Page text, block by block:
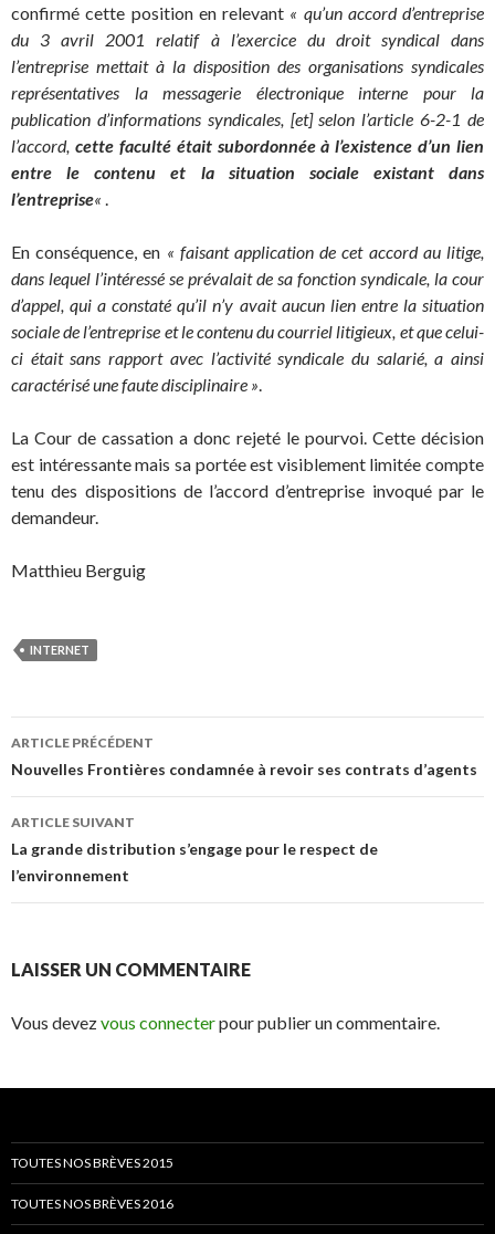
confirmé cette position en relevant « qu’un accord d’entreprise
du 3 avril 2001 relatif à l’exercice du droit syndical dans
l’entreprise mettait à la disposition des organisations syndicales
représentatives la messagerie électronique interne pour la
publication d’informations syndicales, [et] selon l’article 6-2-1 de
l’accord, cette faculté était subordonnée à l’existence d’un lien
entre le contenu et la situation sociale existant dans
l’entreprise« .
En conséquence, en « faisant application de cet accord au litige,
dans lequel l’intéressé se prévalait de sa fonction syndicale, la cour
d’appel, qui a constaté qu’il n’y avait aucun lien entre la situation
sociale de l’entreprise et le contenu du courriel litigieux, et que celui-
ci était sans rapport avec l’activité syndicale du salarié, a ainsi
caractérisé une faute disciplinaire ».
La Cour de cassation a donc rejeté le pourvoi. Cette décision
est intéressante mais sa portée est visiblement limitée compte
tenu des dispositions de l’accord d’entreprise invoqué par le
demandeur.
Matthieu Berguig
INTERNET
Navigation
des
articles
ARTICLE PRÉCÉDENT
Nouvelles Frontières condamnée à revoir ses contrats d’agents
ARTICLE SUIVANT
La grande distribution s’engage pour le respect de
l’environnement
LAISSER UN COMMENTAIRE
Vous devezvous connecterpour publier un commentaire.
TOUTES NOS BRÈVES 2015
TOUTES NOS BRÈVES 2016